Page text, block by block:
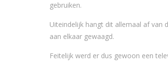
gebruiken.
Uiteindelijk hangt dit allemaal af van
aan elkaar gewaagd.
Feitelijk werd er dus gewoon een